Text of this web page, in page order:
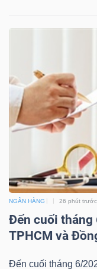
NGÂN HÀNG 26 phút trước
Đến cuối tháng
TPHCM và
Đến cuối tháng 6/